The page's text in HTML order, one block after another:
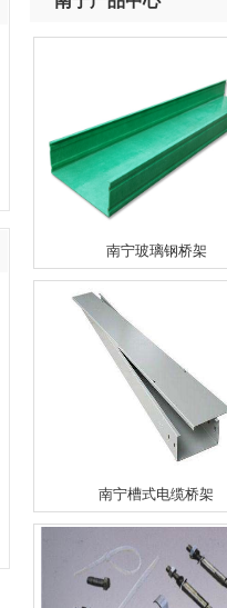
南宁玻璃钢桥架
南宁槽式电缆桥架